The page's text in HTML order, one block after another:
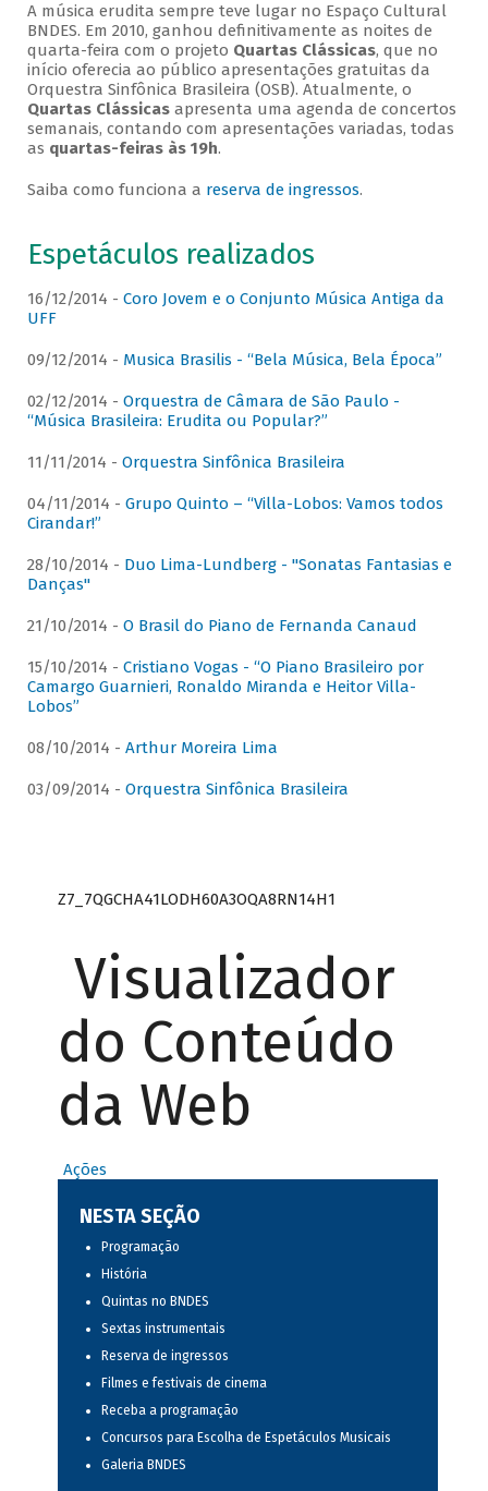
A música erudita sempre teve lugar no Espaço Cultural
BNDES. Em 2010, ganhou definitivamente as noites de
quarta-feira com o projeto Quartas Clássicas, que no
início oferecia ao público apresentações gratuitas da
Orquestra Sinfônica Brasileira (OSB). Atualmente, o
Quartas Clássicasapresenta uma agenda de concertos
semanais, contando com apresentações variadas, todas
as quartas-feiras às 19h.
Saiba como funciona a reserva de ingressos.
Espetáculos realizados
16/12/2014 - Coro Jovem e o Conjunto Música Antiga da
UFF
09/12/2014 - Musica Brasilis - “Bela Música, Bela Época”
02/12/2014 - Orquestra de Câmara de São Paulo -
“Música Brasileira: Erudita ou Popular?”
11/11/2014 - Orquestra Sinfônica Brasileira
04/11/2014 - Grupo Quinto – “Villa-Lobos: Vamos todos
Cirandar!”
28/10/2014 - Duo Lima-Lundberg - "Sonatas Fantasias e
Danças"
21/10/2014 - O Brasil do Piano de Fernanda Canaud
15/10/2014 - Cristiano Vogas - “O Piano Brasileiro por
Camargo Guarnieri, Ronaldo Miranda e Heitor Villa-
Lobos”
08/10/2014 - Arthur Moreira Lima
03/09/2014 - Orquestra Sinfônica Brasileira
Z7_7QGCHA41LODH60A3OQA8RN14H1
Visualizador
do Conteúdo
da Web
Ações
NESTA SEÇÃO
Programação
História
Quintas no BNDES
Sextas instrumentais
Reserva de ingressos
Filmes e festivais de cinema
Receba a programação
Concursos para Escolha de Espetáculos Musicais
Galeria BNDES